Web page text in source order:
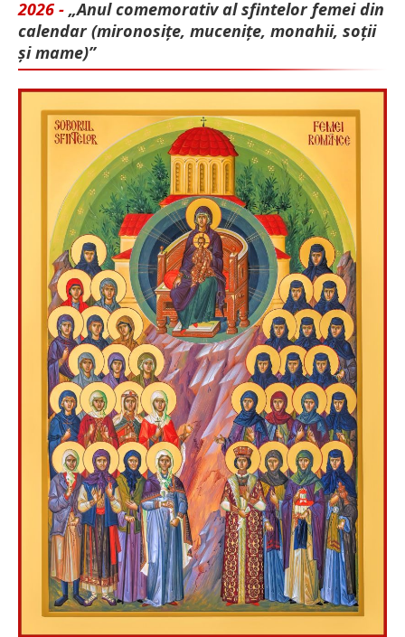
2026 - „Anul comemorativ al sfintelor femei din
calendar (mironosițe, mu­cenițe, monahii, soții
și mame)”